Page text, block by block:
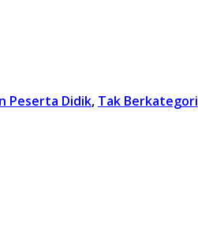
Peserta Didik, Tak Berkategori